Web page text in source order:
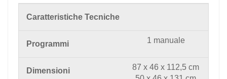
Caratteristiche Tecniche
Programmi 1 manuale
Dimensioni
87 x 46 x 112,5 cm